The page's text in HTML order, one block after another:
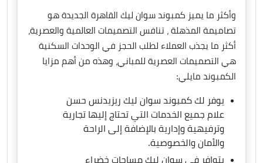
وأكثر ما يميز كمبوند سوان ليك القاهرة الجديدة هو
تصاميمة المذهلة ، تنافس التصميمات العالمية والعصرية،
أكثر ما يجذب العملاء لطلب الحجز في الوحدات السكنية
هي التصميمات العصرية للمباني، وهذه من أهم مزايا
الكمبوند مايلي:
يوفر لك كمبوند سوان ليك ريزيدنس حسن
علام جميع الخدمات التي تحتاج إليها تجارية
وترفيهية وإدارية بالإضافة إلى الراحة
والأمان والخصوصية.
يتوافر في سوان ليك مساحات خضراء